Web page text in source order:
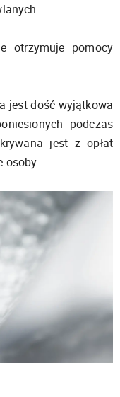
otrzymuje pomocy
jest dość wyjątkowa
podczas
jest z opłat
osoby.